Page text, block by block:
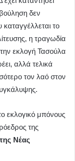
δεν
το
η τραγωδία
εκλογή Τασούλα
αλλά τελικά
τον λαό στον
εκλογικό μπόνους
της
Νέας